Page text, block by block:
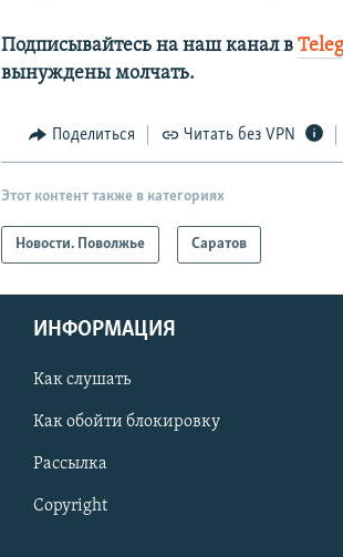
Подписывайтесь на наш канал в
вынуждены молчать.
Поделиться Читать без VPN
Этот контент также в категориях
Новости. Поволжье Саратов
ИНФОРМАЦИЯ
Как слушать
Как обойти блокировку
Рассылка
Copyright